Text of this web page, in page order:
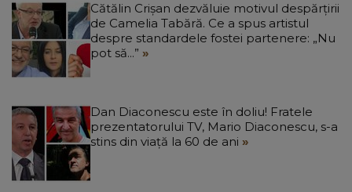
Cătălin Crișan dezvăluie motivul despărțirii
de Camelia Tabără. Ce a spus artistul
despre standardele fostei partenere: „Nu
pot să...”
Dan Diaconescu este în doliu! Fratele
prezentatorului TV, Mario Diaconescu, s-a
stins din viață la 60 de ani